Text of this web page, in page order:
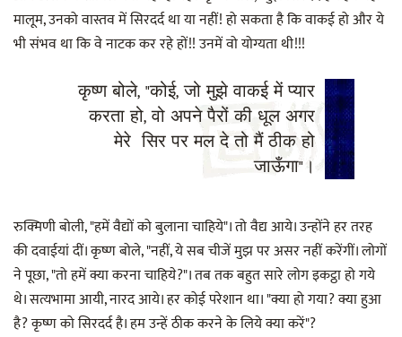
मालूम, उनको वास्तव में सिरदर्द था या नहीं! हो सकता है कि वाकई हो और ये
भी संभव था कि वे नाटक कर रहे हों!! उनमें वो योग्यता थी!!!
कृष्ण बोले, "कोई, जो मुझे वाकई में प्यार
करता हो, वो अपने पैरों की धूल अगर
मेरे सिर पर मल दे तो मैं ठीक हो
जाऊँगा"।
रुक्मिणी बोली, "हमें वैद्यों को बुलाना चाहिये"। तो वैद्य आये। उन्होंने हर तरह
की दवाईयां दीं। कृष्ण बोले, "नहीं, ये सब चीजें मुझ पर असर नहीं करेंगीं। लोगों
ने पूछा, "तो हमें क्या करना चाहिये?"। तब तक बहुत सारे लोग इकट्ठा हो गये
थे। सत्यभामा आयी, नारद आये। हर कोई परेशान था। "क्या हो गया? क्या हुआ
है? कृष्ण को सिरदर्द है। हम उन्हें ठीक करने के लिये क्या करें"?